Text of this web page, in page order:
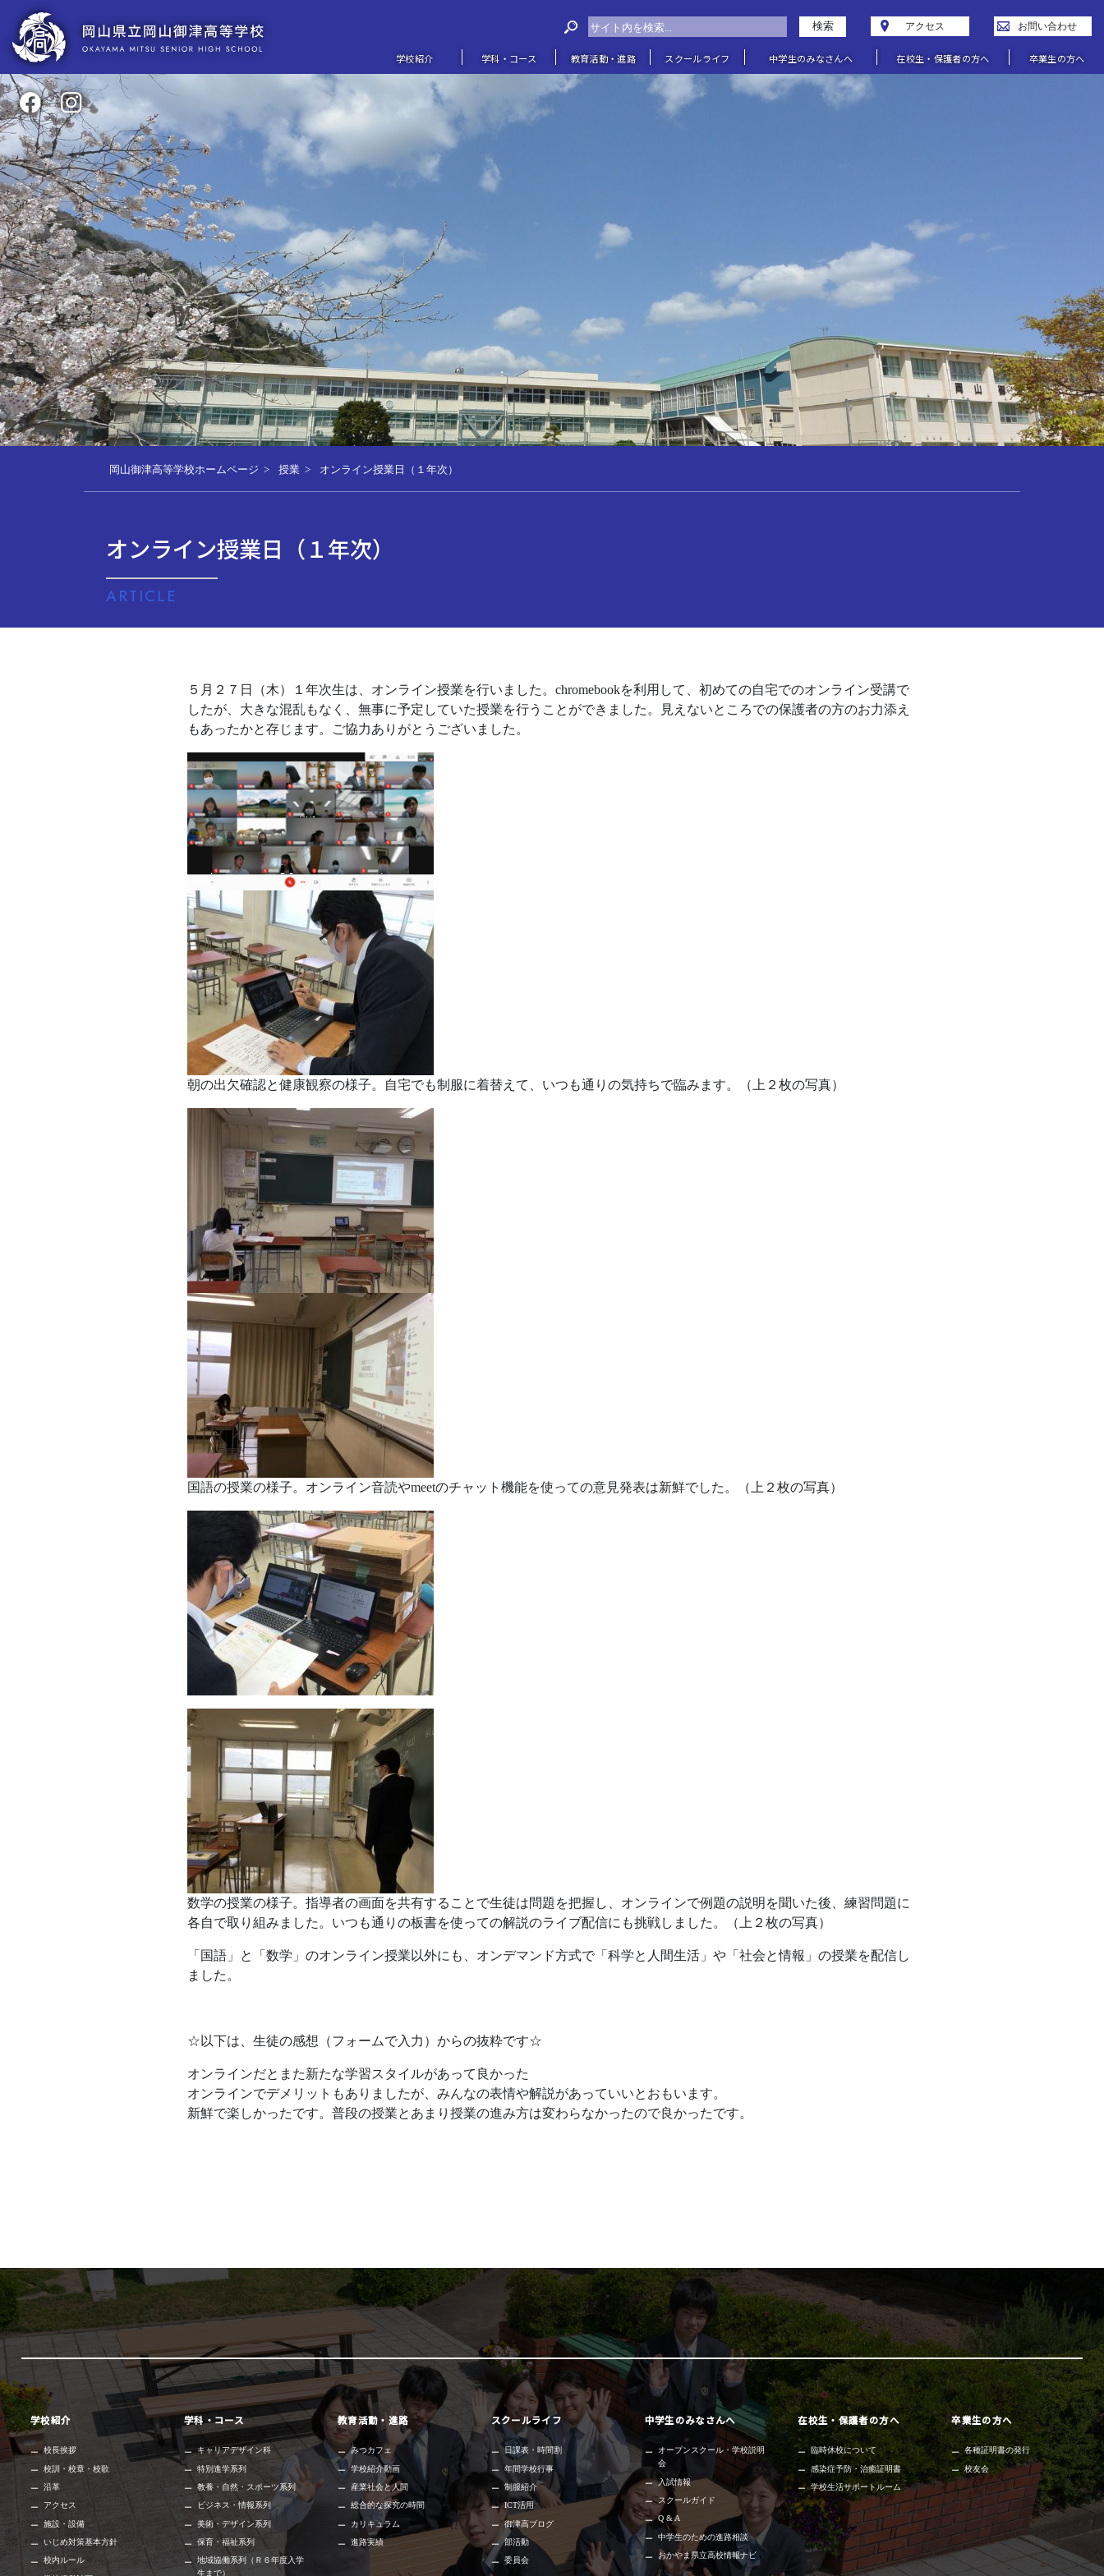
検索 アクセス お問い合わせ
学校紹介 学科・コース 教育活動・進路 スクールライフ 中学生のみなさんへ 在校生・保護者の方へ 卒業生の方へ
岡山御津高等学校ホームページ 授業 オンライン授業日（１年次）
オンライン授業日（１年次）
ARTICLE
５月２７日（木）１年次生は、オンライン授業を行いました。chromebookを利用して、初めての自宅でのオンライン受講で
したが、大きな混乱もなく、無事に予定していた授業を行うことができました。見えないところでの保護者の方のお力添え
もあったかと存じます。ご協力ありがとうございました。
朝の出欠確認と健康観察の様子。自宅でも制服に着替えて、いつも通りの気持ちで臨みます。（上２枚の写真）
国語の授業の様子。オンライン音読やmeetのチャット機能を使っての意見発表は新鮮でした。（上２枚の写真）
数学の授業の様子。指導者の画面を共有することで生徒は問題を把握し、オンラインで例題の説明を聞いた後、練習問題に
各自で取り組みました。いつも通りの板書を使っての解説のライブ配信にも挑戦しました。（上２枚の写真）
「国語」と「数学」のオンライン授業以外にも、オンデマンド方式で「科学と人間生活」や「社会と情報」の授業を配信し
ました。
☆以下は、生徒の感想（フォームで入力）からの抜粋です☆
オンラインだとまた新たな学習スタイルがあって良かった
オンラインでデメリットもありましたが、みんなの表情や解説があっていいとおもいます。
新鮮で楽しかったです。普段の授業とあまり授業の進み方は変わらなかったので良かったです。
学校紹介
校長挨拶
校訓・校章・校歌
沿革
アクセス
施設・設備
いじめ対策基本方針
校内ルール
学科・コース
キャリアデザイン科
特別進学系列
教養・自然・スポーツ系列
ビジネス・情報系列
美術・デザイン系列
保育・福祉系列
地域協働系列（Ｒ６年度入学
生まで）
教育活動・進路
みつカフェ
学校紹介動画
産業社会と人間
総合的な探究の時間
カリキュラム
進路実績
スクールライフ
日課表・時間割
年間学校行事
制服紹介
ICT活用
御津高ブログ
部活動
委員会
中学生のみなさんへ
オープンスクール・学校説明
会
入試情報
スクールガイド
Q & A
中学生のための進路相談
おかやま県立高校情報ナビ
在校生・保護者の方へ
臨時休校について
感染症予防・治癒証明書
学校生活サポートルーム
卒業生の方へ
各種証明書の発行
校友会